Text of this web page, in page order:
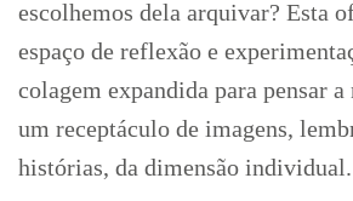
escolhemos dela arquivar? Esta
espaço de reflexão e
colagem expandida para pensar
um receptáculo de imagens,
histórias, da dimensão individual.